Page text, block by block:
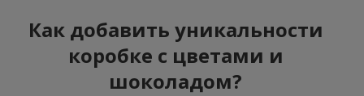
Как добавить уникальности
коробке с цветами и
шоколадом?